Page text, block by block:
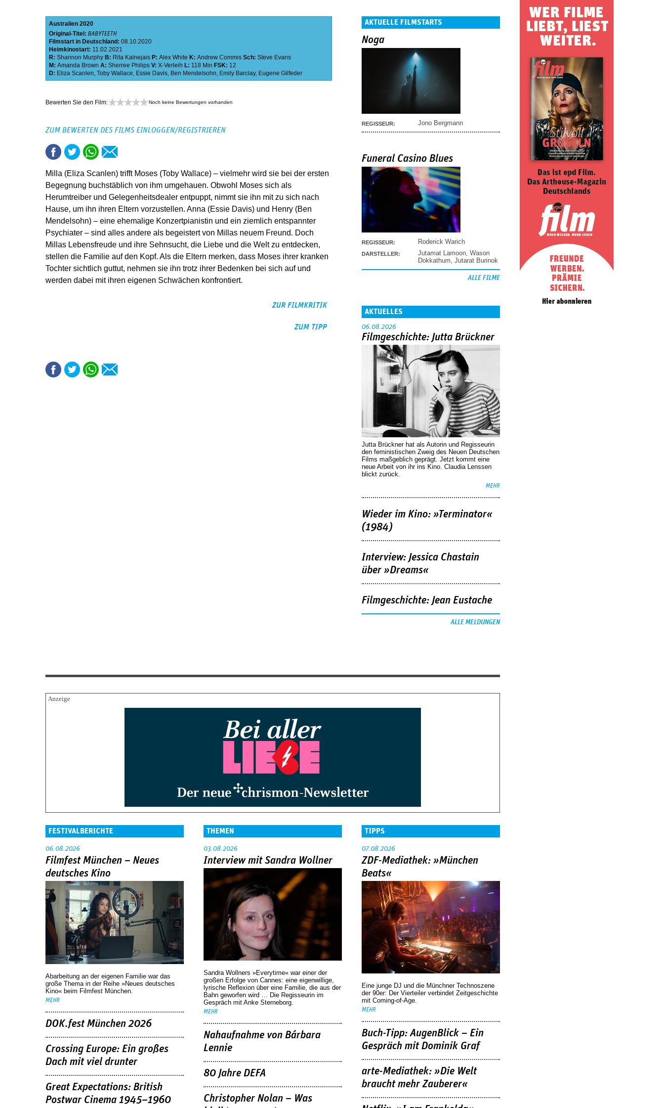
Australien 2020
Original-Titel: BABYTEETH
Filmstart in Deutschland: 08.10.2020
Heimkinostart: 11.02.2021
R: Shannon Murphy B: Rita Kalnejais P: Alex White K: Andrew Commis Sch: Steve Evans
M: Amanda Brown A: Sherree Philips V: X-Verleih L: 118 Min FSK: 12
D: Eliza Scanlen, Toby Wallace, Essie Davis, Ben Mendelsohn, Emily Barclay, Eugene Gilfeder
Bewerten Sie den Film: Noch keine Bewertungen vorhanden
ZUM BEWERTEN DES FILMS EINLOGGEN/REGISTRIEREN
Milla (Eliza Scanlen) trifft Moses (Toby Wallace) – vielmehr wird sie bei der ersten
Begegnung buchstäblich von ihm umgehauen. Obwohl Moses sich als
Herumtreiber und Gelegenheitsdealer entpuppt, nimmt sie ihn mit zu sich nach
Hause, um ihn ihren Eltern vorzustellen. Anna (Essie Davis) und Henry (Ben
Mendelsohn) – eine ehemalige Konzertpianistin und ein ziemlich entspannter
Psychiater – sind alles andere als begeistert von Millas neuem Freund. Doch
Millas Lebensfreude und ihre Sehnsucht, die Liebe und die Welt zu entdecken,
stellen die Familie auf den Kopf. Als die Eltern merken, dass Moses ihrer kranken
Tochter sichtlich guttut, nehmen sie ihn trotz ihrer Bedenken bei sich auf und
werden dabei mit ihren eigenen Schwächen konfrontiert.
ZUR FILMKRITIK
ZUM TIPP
AKTUELLE FILMSTARTS
Noga
REGISSEUR: Jono Bergmann
Funeral Casino Blues
REGISSEUR: Roderick Warich
DARSTELLER: Jutamat Lamoon Wason
Dokkathum Jutarat Burinok
ALLE FILME
AKTUELLES
06.08.2026
Filmgeschichte: Jutta Brückner
Jutta Brückner hat als Autorin und Regisseurin
den feministischen Zweig des Neuen Deutschen
Films maßgeblich geprägt. Jetzt kommt eine
neue Arbeit von ihr ins Kino. Claudia Lenssen
blickt zurück.
MEHR
Wieder im Kino: »Terminator«
(1984)
Interview: Jessica Chastain
über »Dreams«
Filmgeschichte: Jean Eustache
ALLE MELDUNGEN
FESTIVALBERICHTE
06.08.2026
Filmfest München – Neues
deutsches Kino
Abarbeitung an der eigenen Familie war das
große Thema in der Reihe »Neues deutsches
Kino« beim Filmfest München.
MEHR
DOK.fest München 2026
Crossing Europe: Ein großes
Dach mit viel drunter
Great Expectations: British
Postwar Cinema 1945–1960
THEMEN
03.08.2026
Interview mit Sandra Wollner
Sandra Wollners »Everytime« war einer der
großen Erfolge von Cannes: eine eigenwillige,
lyrische Reflexion über eine ­Familie, die aus der
Bahn geworfen wird … Die Regisseurin im
Gespräch mit Anke Sterneborg.
MEHR
Nahaufnahme von Bárbara
Lennie
80 Jahre DEFA
Christopher Nolan – Was
TIPPS
07.08.2026
ZDF-Mediathek: »München
Beats«
Eine junge DJ und die Münchner Technoszene
der 90er: Der Vierteiler verbindet Zeitgeschichte
mit Coming-of-Age.
MEHR
Buch-Tipp: AugenBlick – Ein
Gespräch mit Dominik Graf
arte-Mediathek: »Die Welt
braucht mehr Zauberer«